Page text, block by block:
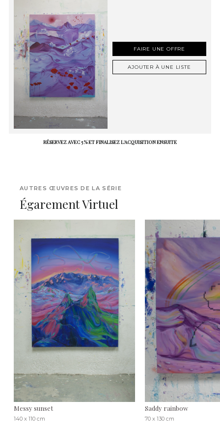
FAIRE UNE OFFRE
AJOUTER À UNE LISTE
RÉSERVEZ AVEC 5 % ET FINALISEZ L'ACQUISITION ENSUITE
AUTRES ŒUVRES DE LA SÉRIE
Égarement Virtuel
Messy sunset
140 x 110 cm
Saddy rainbow
70 x 130 cm